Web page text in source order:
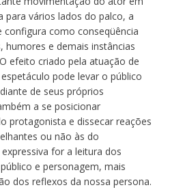
para vários lados do palco, a
configura como conseqüência
humores e demais instâncias
efeito criado pela atuação de
pode levar o público
de seus próprios
a se posicionar
protagonista e dissecar reações
ou não às do
for a leitura dos
e personagem, mais
dos reflexos da nossa persona.